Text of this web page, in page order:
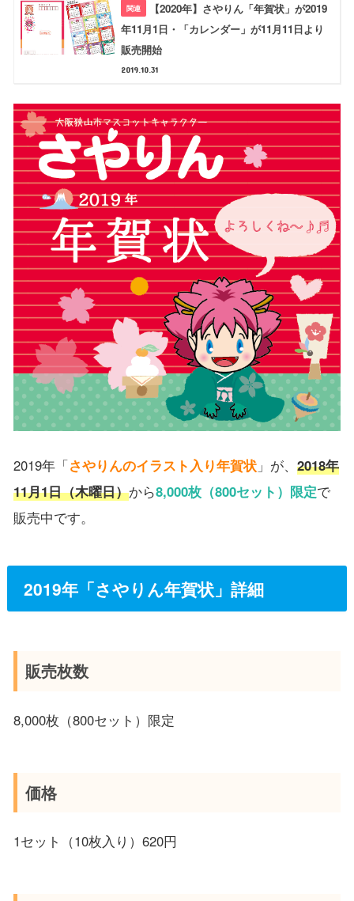
【2020年】さやりん「年賀状」が2019
年11月1日・「カレンダー」が11月11日より
販売開始
2019.10.31
2019年「さやりんのイラスト入り年賀状」が、 2018年
11月1日（木曜日）から8,000枚（800セット）限定で
販売中です。
2019年「さやりん年賀状」詳細
販売枚数
8,000枚（800セット）限定
価格
1セット（10枚入り）620円